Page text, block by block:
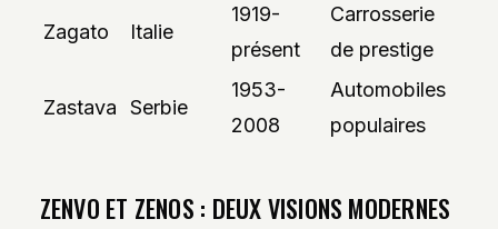
Zagato Italie
1919-
présent
Carrosserie
de prestige
Zastava Serbie
1953-
2008
Automobiles
populaires
ZENVO ET ZENOS : DEUX VISIONS MODERNES